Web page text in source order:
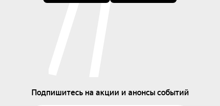
Подпишитесь на акции и анонсы событий